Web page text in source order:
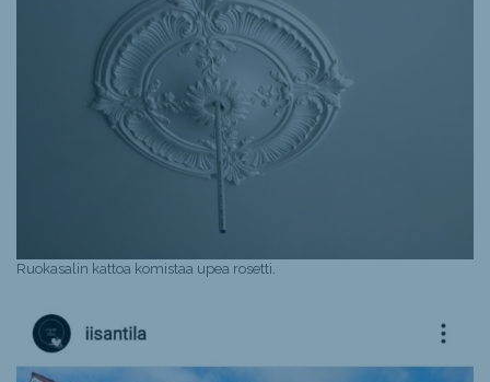
Ruokasalin kattoa komistaa upea rosetti.